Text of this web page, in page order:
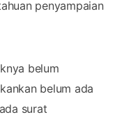
penyampaian
belum
belum ada
surat